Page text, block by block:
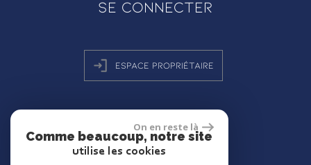
Se connecter
Espace propriétaire
réalisé par
On en reste là
Comme beaucoup, notre site
utilise les cookies